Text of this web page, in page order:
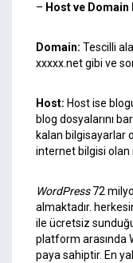
– Host ve Domain
Domain: Tescilli
xxxxx.net gibi ve
Host: Host ise
blog dosyalarını
kalan bilgisayarlar
internet bilgisi olan
WordPress72
almaktadır.
ile ücretsiz
platform arasında
paya sahiptir. En